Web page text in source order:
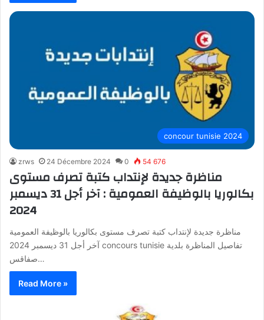
concour tunisie 2024
zrws 24 Décembre 2024 0 54 676
مناظرة جديدة لإنتداب كتبة تصرف مستوى
بكالوريا بالوظيفة العمومية : آخر أجل 31 ديسمبر
2024
مناظرة جديدة لإنتداب كتبة تصرف مستوى بكالوريا بالوظيفة العمومية
آخر أجل 31 ديسمبر 2024 concours tunisie تفاصيل المناظرة بلدية
صفاقس…
Read More »